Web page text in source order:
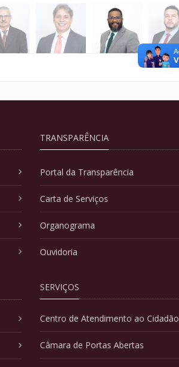
TRANSPARÊNCIA
Portal da Transparência
Carta de Serviços
Organograma
Ouvidoria
SERVIÇOS
Centro de Atendimento ao Cidadão
Câmara de Portas Abertas